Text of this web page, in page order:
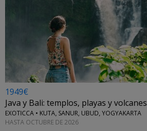
1949€
Java y Bali: templos, playas y volcanes
EXOTICCA • KUTA, SANUR, UBUD, YOGYAKARTA
HASTA OCTUBRE DE 2026